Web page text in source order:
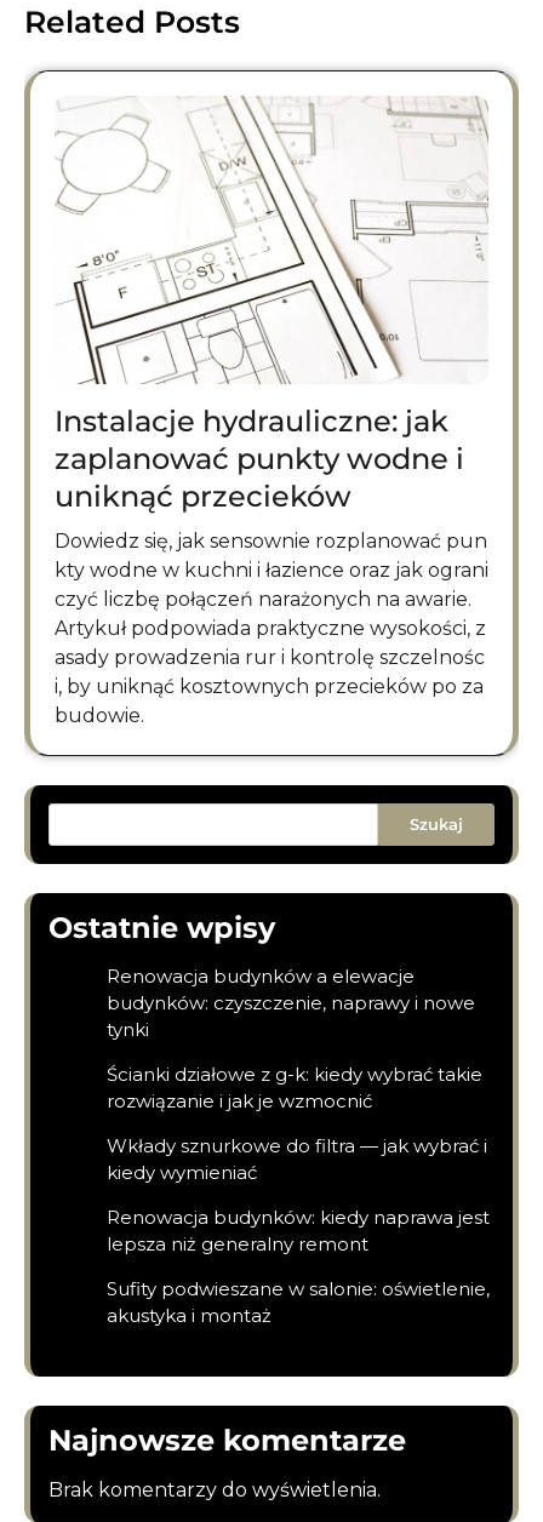
Related Posts
Instalacje hydrauliczne: jak
zaplanować punkty wodne i
uniknąć przecieków
Dowiedz się, jak sensownie rozplanować pun
kty wodne w kuchni i łazience oraz jak ograni
czyć liczbę połączeń narażonych na awarie.
Artykuł podpowiada praktyczne wysokości, z
asady prowadzenia rur i kontrolę szczelnośc
i, by uniknąć kosztownych przecieków po za
budowie.
Szukaj
Ostatnie wpisy
Renowacja budynków a elewacje
budynków: czyszczenie, naprawy i nowe
tynki
Ścianki działowe z g-k: kiedy wybrać takie
rozwiązanie i jak je wzmocnić
Wkłady sznurkowe do filtra — jak wybrać i
kiedy wymieniać
Renowacja budynków: kiedy naprawa jest
lepsza niż generalny remont
Sufity podwieszane w salonie: oświetlenie,
akustyka i montaż
Najnowsze komentarze
Brak komentarzy do wyświetlenia.